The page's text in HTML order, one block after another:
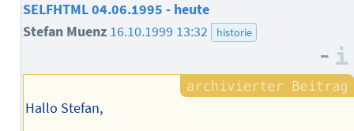
SELFHTML 04.06.1995 - heute
Stefan Muenz 16.10.1999 13:32 historie
–
Hallo Stefan,